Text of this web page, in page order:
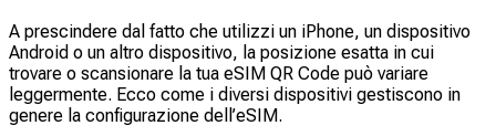
A prescindere dal fatto che utilizzi un iPhone, un dispositivo
Android o un altro dispositivo, la posizione esatta in cui
trovare o scansionare la tua eSIM QR Code può variare
leggermente. Ecco come i diversi dispositivi gestiscono in
genere la configurazione dell’eSIM.